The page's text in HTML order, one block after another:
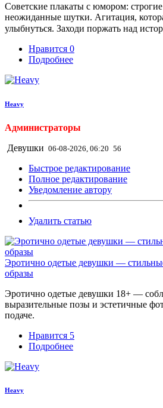
Советские плакаты с юмором:
неожиданные шутки. Агитация,
улыбнуться. Заходи поржать над
Нравится 0
Подробнее
Heavy
Администраторы
Девушки 06-08-2026, 06:20 56
Быстрое редактирование
Полное редактирование
Уведомление автору
Удалить статью
Эротично одетые девушки —
образы
Эротично одетые девушки 18+ —
выразительные позы и эстетичные
подаче.
Нравится 5
Подробнее
Heavy